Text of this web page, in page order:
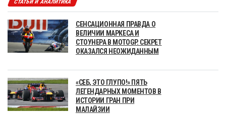
СТАТЬИ И АНАЛИТИКА
СЕНСАЦИОННАЯ ПРАВДА О
ВЕЛИЧИИ МАРКЕСА И
СТОУНЕРА В MOTOGP. СЕКРЕТ
ОКАЗАЛСЯ НЕОЖИДАННЫМ
«СЕБ, ЭТО ГЛУПО!» ПЯТЬ
ЛЕГЕНДАРНЫХ МОМЕНТОВ В
ИСТОРИИ ГРАН ПРИ
МАЛАЙЗИИ